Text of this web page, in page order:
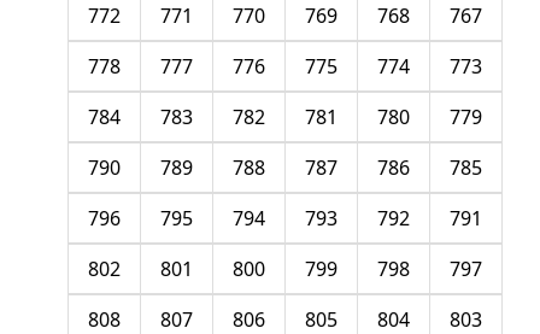
767
768
769
770
771
772
773
774
775
776
777
778
779
780
781
782
783
784
785
786
787
788
789
790
791
792
793
794
795
796
797
798
799
800
801
802
803
804
805
806
807
808